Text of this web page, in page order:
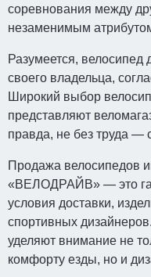
соревнования между
незаменимым
Разумеется,
своего владельца,
Широкий выбор
представляют
правда, не без труда —
Продажа велосипедов
«ВЕЛОДРАЙВ» — это
условия доставки,
спортивных
уделяют внимание не
комфорту езды, но и